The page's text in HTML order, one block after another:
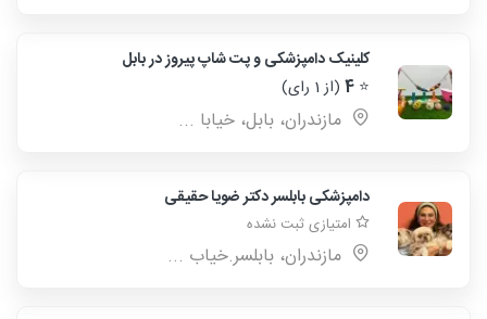
کلینیک دامپزشکی و پت شاپ پیروز در بابل
⭐
4 (از 1 رای)
مازندران، بابل، خیابا ...
دامپزشکی بابلسر دکتر ضویا حقیقی
امتیازی ثبت نشده
مازندران، بابلسر.خیاب ...